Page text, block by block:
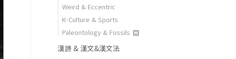
Weird & Eccentric
K-Culture & Sports
Paleontology & Fossils
漢詩 & 漢文&漢文法